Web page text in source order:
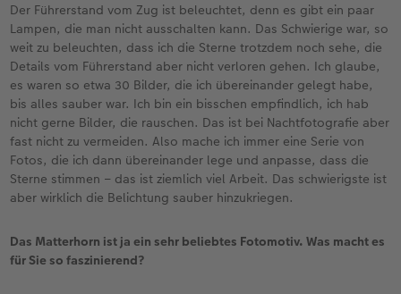
Der Führerstand vom Zug ist beleuchtet, denn es gibt ein paar
Lampen, die man nicht ausschalten kann. Das Schwierige war, so
weit zu beleuchten, dass ich die Sterne trotzdem noch sehe, die
Details vom Führerstand aber nicht verloren gehen. Ich glaube,
es waren so etwa 30 Bilder, die ich übereinander gelegt habe,
bis alles sauber war. Ich bin ein bisschen empfindlich, ich hab
nicht gerne Bilder, die rauschen. Das ist bei Nachtfotografie aber
fast nicht zu vermeiden. Also mache ich immer eine Serie von
Fotos, die ich dann übereinander lege und anpasse, dass die
Sterne stimmen – das ist ziemlich viel Arbeit. Das schwierigste ist
aber wirklich die Belichtung sauber hinzukriegen.
Das Matterhorn ist ja ein sehr beliebtes Fotomotiv. Was macht es
für Sie so faszinierend?